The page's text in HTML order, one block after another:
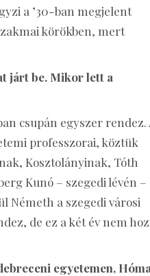
a ’30-ban megjelent
körökben, mert
járt be. Mikor lett a
csupán egyszer rendez.
professzorai, köztük
Kosztolányinak, Tóth
Kunó – szegedi lévén –
Németh a szegedi városi
de ez a két év nem hoz
egyetemen,